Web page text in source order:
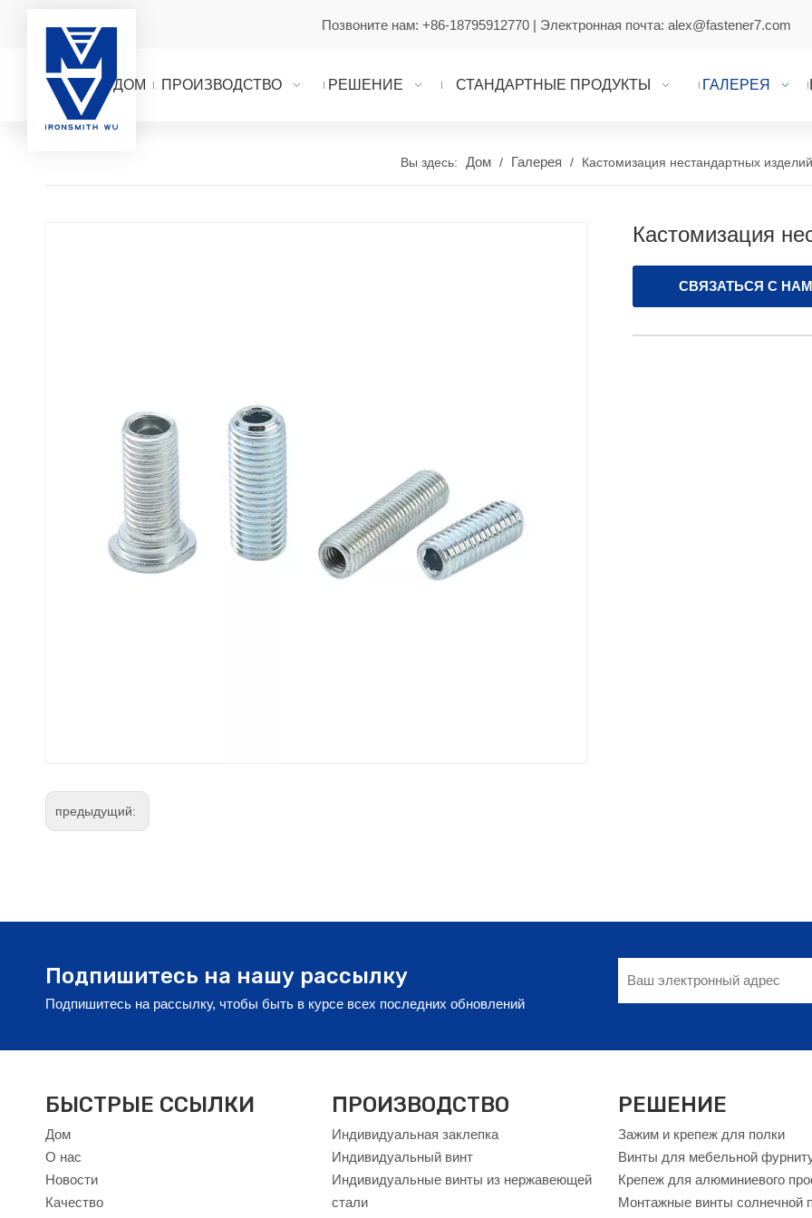
Позвоните нам: +86-18795912770 | Электронная почта: alex@fastener7.com
ДОМ ПРОИЗВОДСТВО РЕШЕНИЕ СТАНДАРТНЫЕ ПРОДУКТЫ ГАЛЕРЕЯ
Вы здесь: Дом / Галерея / Кастомизация нестандартных изделий
Кастомизация
СВЯЗАТЬСЯ С
предыдущий:
Подпишитесь на нашу рассылку
Подпишитесь на рассылку, чтобы быть в курсе всех последних обновлений
БЫСТРЫЕ ССЫЛКИ
Дом
О нас
Новости
Качество
ПРОИЗВОДСТВО
Индивидуальная заклепка
Индивидуальный винт
Индивидуальные винты из нержавеющей
стали
РЕШЕНИЕ
Зажим и крепеж для полки
Винты для мебельной
Крепеж для алюминиевого
Монтажные винты солнечной